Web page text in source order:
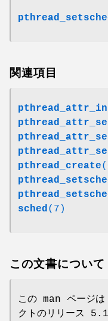
関連項目
pthread_create
sched(7)
この文書について
この man ページ
クトのリリース